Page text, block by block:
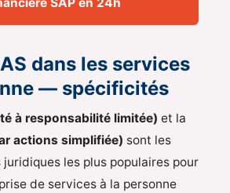
dans les services
— spécificités
à responsabilité limitée) et la
actions simplifiée) sont les
les plus populaires pour
de services à la personne